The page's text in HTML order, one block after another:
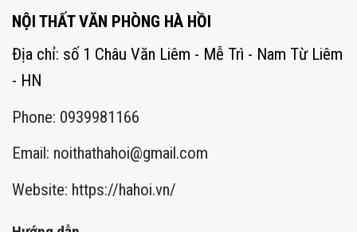
NỘI THẤT VĂN PHÒNG HÀ HỒI
Địa chỉ: số 1 Châu Văn Liêm - Mễ Trì - Nam Từ Liêm
- HN
Phone: 0939981166
Email: noithathahoi@gmail.com
Website: https://hahoi.vn/